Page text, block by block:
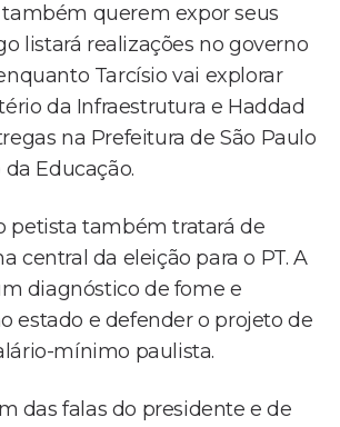
querem expor seus
listará realizações no governo
Tarcísio vai explorar
da Infraestrutura e Haddad
na Prefeitura de São Paulo
Educação.
petista também tratará de
central da eleição para o PT. A
diagnóstico de fome e
estado e defender o projeto de
mínimo paulista.
das falas do presidente e de